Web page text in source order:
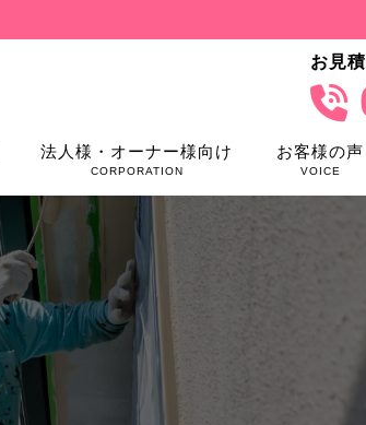
お見
法人様・オーナー様向け
CORPORATION
お客様の声
VOICE